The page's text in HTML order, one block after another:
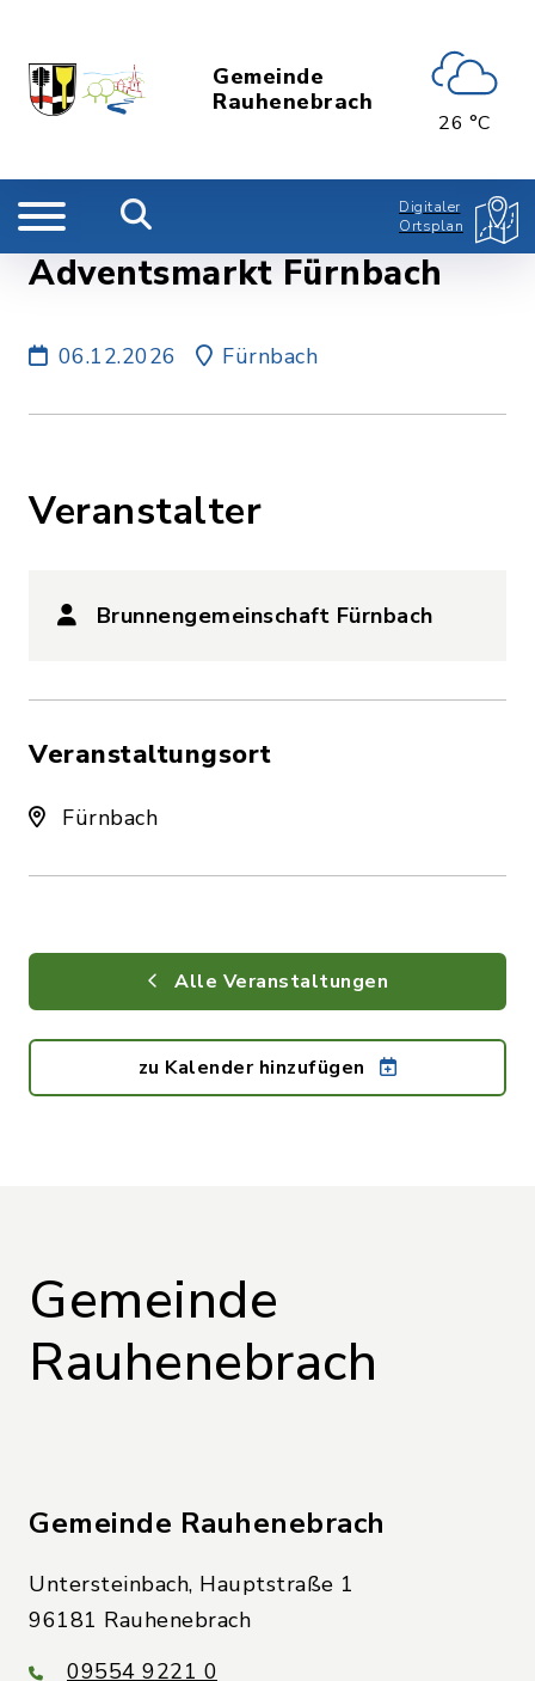
Gemeinde
Rauhenebrach
26 °C
Digitaler
Ortsplan
Adventsmarkt Fürnbach
06.12.2026 Fürnbach
Veranstalter
Brunnengemeinschaft Fürnbach
Veranstaltungsort
Fürnbach
Alle Veranstaltungen
zu Kalender hinzufügen
Gemeinde
Rauhenebrach
Gemeinde Rauhenebrach
Untersteinbach, Hauptstraße 1
96181 Rauhenebrach
09554 9221 0